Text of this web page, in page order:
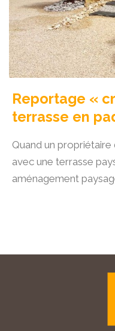
Reportage «
terrasse en
Quand un propriétaire
avec une terrasse
aménagement